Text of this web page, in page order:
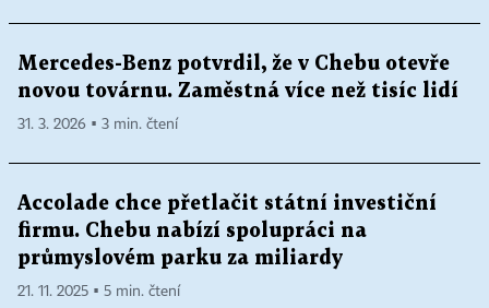
Mercedes-Benz potvrdil, že v Chebu otevře
novou továrnu. Zaměstná více než tisíc lidí
31. 3. 2026 ▪ 3 min. čtení
Accolade chce přetlačit státní investiční
firmu. Chebu nabízí spolupráci na
průmyslovém parku za miliardy
21. 11. 2025 ▪ 5 min. čtení